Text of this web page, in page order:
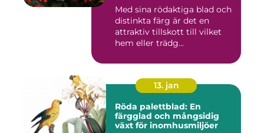
trädgårdsentusiaster
Med sina rödaktiga blad och
distinkta färg är det en
attraktiv tillskott till vilket
hem eller trädg...
13. jan
Röda palettblad: En
färgglad och mångsidig
växt för inomhusmiljöer